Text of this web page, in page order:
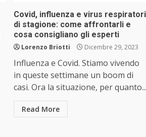
Covid, influenza e virus respiratori
di stagione: come affrontarli e
cosa consigliano gli esperti
Lorenzo Briotti Dicembre 29, 2023
Influenza e Covid. Stiamo vivendo
in queste settimane un boom di
casi. Ora la situazione, per quanto...
Read More